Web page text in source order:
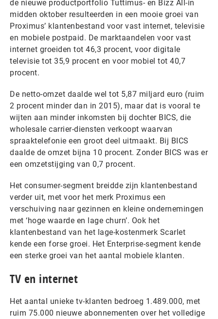
de nieuwe productportfolio Tuttimus- en Bizz All-in
midden oktober resulteerden in een mooie groei van
Proximus’ klantenbestand voor vast internet, televisie
en mobiele postpaid. De marktaandelen voor vast
internet groeiden tot 46,3 procent, voor digitale
televisie tot 35,9 procent en voor mobiel tot 40,7
procent.
De netto-omzet daalde wel tot 5,87 miljard euro (ruim
2 procent minder dan in 2015), maar dat is vooral te
wijten aan minder inkomsten bij dochter BICS, die
wholesale carrier-diensten verkoopt waarvan
spraaktelefonie een groot deel uitmaakt. Bij BICS
daalde de omzet bijna 10 procent. Zonder BICS was er
een omzetstijging van 0,7 procent.
Het consumer-segment breidde zijn klantenbestand
verder uit, met voor het merk Proximus een
verschuiving naar gezinnen en kleine ondernemingen
met ‘hoge waarde en lage churn’. Ook het
klantenbestand van het lage-kostenmerk Scarlet
kende een forse groei. Het Enterprise-segment kende
een sterke groei van het aantal mobiele klanten.
TV en internet
Het aantal unieke tv-klanten bedroeg 1.489.000, met
ruim 75.000 nieuwe abonnementen over het volledige